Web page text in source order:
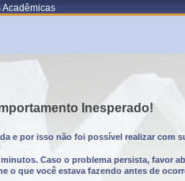
Acadêmicas
Inesperado!
e por isso não foi possível realizar com
Caso o problema persista, favor
o que você estava fazendo antes de